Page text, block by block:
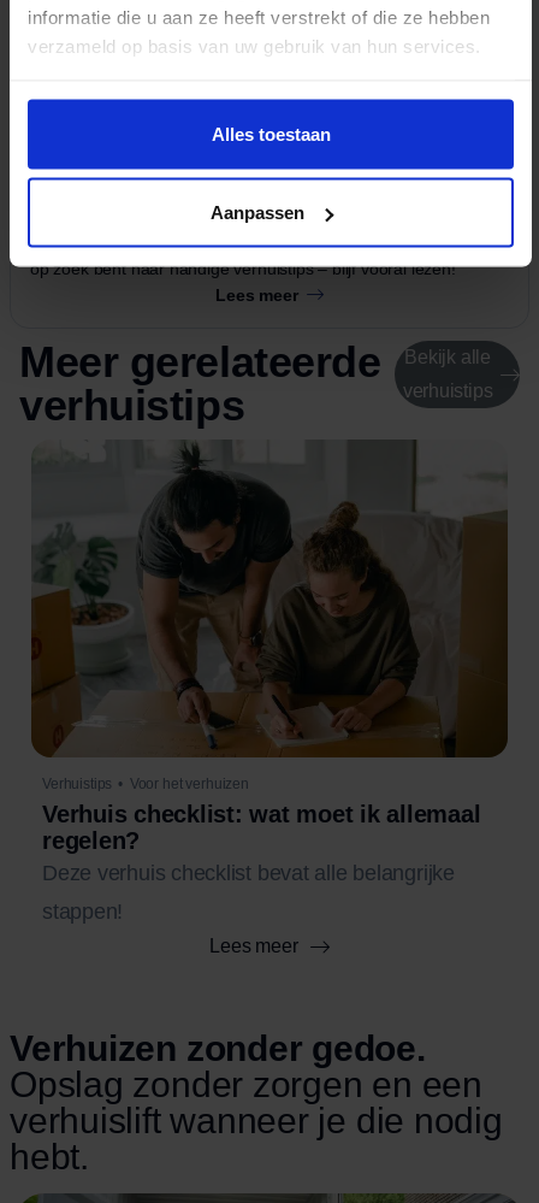
informatie die u aan ze heeft verstrekt of die ze hebben
verzameld op basis van uw gebruik van hun services.
Alles toestaan
Aanpassen
Geschreven door
Guido Baalbergen
Hoi! Ik ben Guido Baalbergen, 30 jaar en woon in Rijnsburg. Al
Verhuizers. Ik zorg ervoor dat alles op rolletjes loopt, zowel op
de werkvloer als achter de schermen. Verhuizen is een vak
apart, en daar vertel ik graag meer over in mijn blogs. Dus als je
op zoek bent naar handige verhuistips – blijf vooral lezen!
Lees meer
Meer gerelateerde
verhuistips
Bekijk alle
verhuistips
Verhuistips • Voor het verhuizen
Verhuis checklist: wat moet ik allemaal
regelen?
Deze verhuis checklist bevat alle belangrijke
stappen!
Lees meer
Verhuizen zonder gedoe.
Opslag zonder zorgen en een
verhuislift wanneer je die nodig
hebt.